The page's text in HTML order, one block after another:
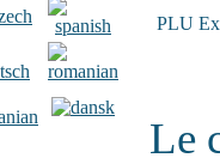
PLU
Le